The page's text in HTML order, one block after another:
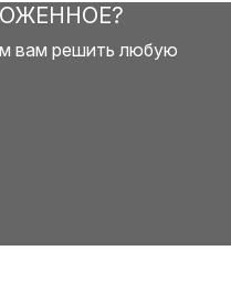
вам решить любую